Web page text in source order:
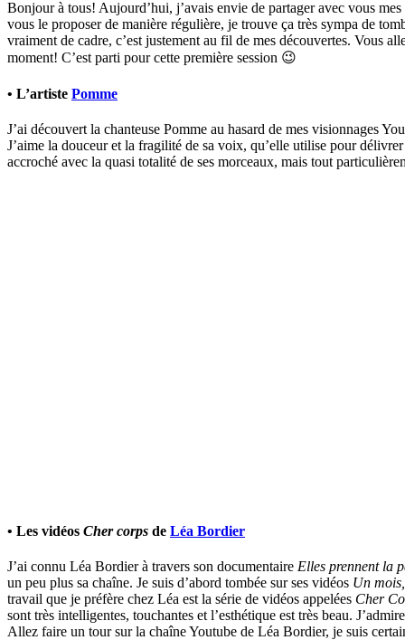
Bonjour à tous! Aujourd’hui, j’avais envie de partager avec vous
vous le proposer de manière régulière, je trouve ça très sympa de
vraiment de cadre, c’est justement au fil de mes découvertes. Vous
moment! C’est parti pour cette première session 😉
• L’artiste Pomme
J’ai découvert la chanteuse Pomme au hasard de mes visionnages
J’aime la douceur et la fragilité de sa voix, qu’elle utilise pour
accroché avec la quasi totalité de ses morceaux, mais tout
• Les vidéos Cher corps de Léa Bordier
J’ai connu Léa Bordier à travers son documentaire Elles prennent la
un peu plus sa chaîne. Je suis d’abord tombée sur ses vidéos Un
travail que je préfère chez Léa est la série de vidéos appelées Cher
sont très intelligentes, touchantes et l’esthétique est très beau.
Allez faire un tour sur la chaîne Youtube de Léa Bordier, je suis